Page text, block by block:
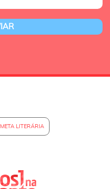
META LITERÁRIA